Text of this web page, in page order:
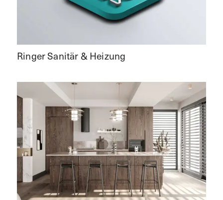
Ringer Sanitär & Heizung